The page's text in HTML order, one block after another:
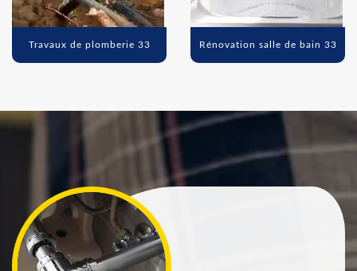
Travaux de plomberie 33 Rénovation salle de bain 33